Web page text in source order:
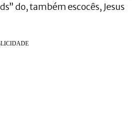
do, também escocês, Jesus